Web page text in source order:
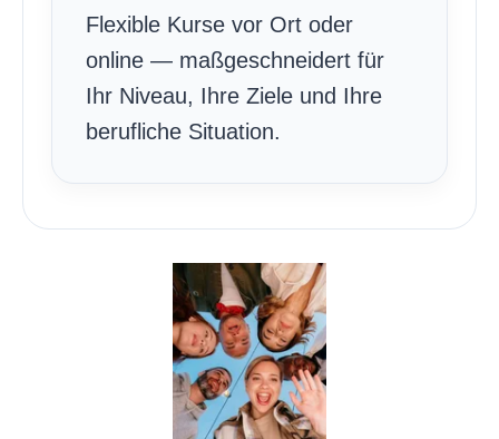
Flexible Kurse vor Ort oder
online — maßgeschneidert für
Ihr Niveau, Ihre Ziele und Ihre
berufliche Situation.